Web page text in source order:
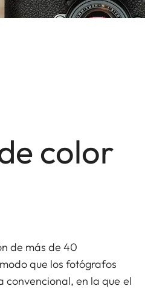
color
de más de 40
que los fotógrafos
en la que el